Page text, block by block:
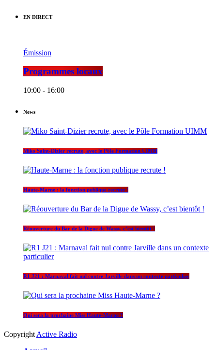
EN DIRECT
Émission
Programmes locaux
10:00 - 16:00
News
Miko Saint-Dizier recrute, avec le Pôle Formation UIMM
Haute-Marne : la fonction publique recrute !
Réouverture du Bar de la Digue de Wassy, c’est bientôt !
R1 J21 : Marnaval fait nul contre Jarville dans un contexte particulier
Qui sera la prochaine Miss Haute-Marne ?
Copyright Active Radio